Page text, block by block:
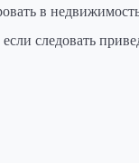
в
следовать